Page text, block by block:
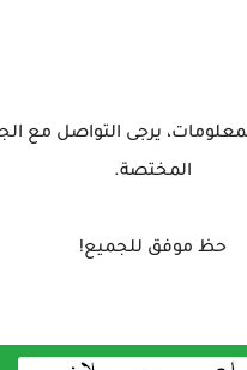
يرجى التواصل مع
المختصة.
حظ موفق للجميع!